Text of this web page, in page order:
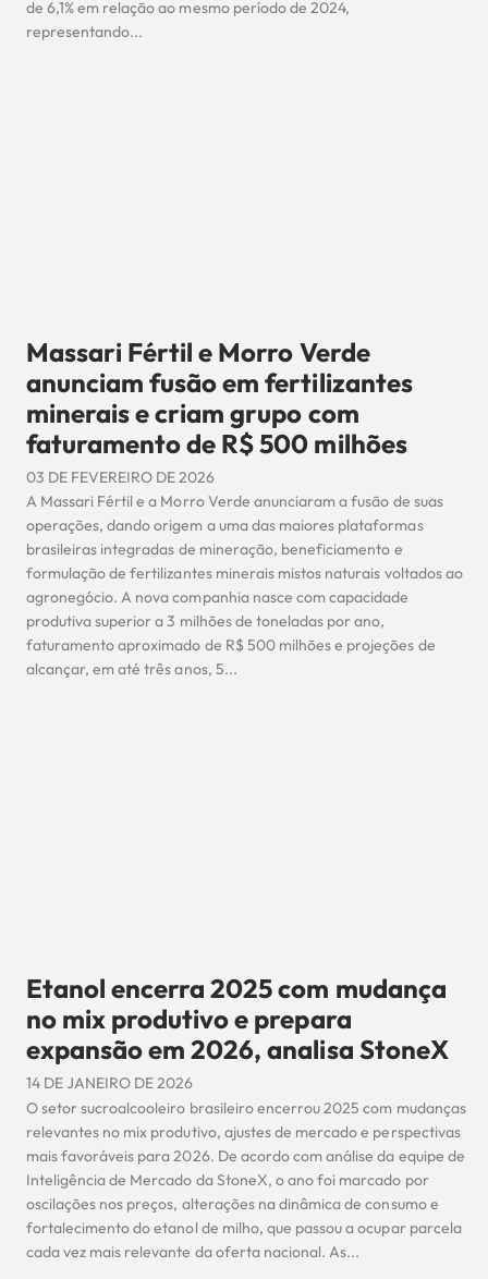
de 6,1% em relação ao mesmo período de 2024,
representando...
Massari Fértil e Morro Verde
anunciam fusão em fertilizantes
minerais e criam grupo com
faturamento de R$ 500 milhões
03 DE FEVEREIRO DE 2026
A Massari Fértil e a Morro Verde anunciaram a fusão de suas
operações, dando origem a uma das maiores plataformas
brasileiras integradas de mineração, beneficiamento e
formulação de fertilizantes minerais mistos naturais voltados ao
agronegócio. A nova companhia nasce com capacidade
produtiva superior a 3 milhões de toneladas por ano,
faturamento aproximado de R$ 500 milhões e projeções de
alcançar, em até três anos, 5...
Etanol encerra 2025 com mudança
no mix produtivo e prepara
expansão em 2026, analisa StoneX
14 DE JANEIRO DE 2026
O setor sucroalcooleiro brasileiro encerrou 2025 com mudanças
relevantes no mix produtivo, ajustes de mercado e perspectivas
mais favoráveis para 2026. De acordo com análise da equipe de
Inteligência de Mercado da StoneX, o ano foi marcado por
oscilações nos preços, alterações na dinâmica de consumo e
fortalecimento do etanol de milho, que passou a ocupar parcela
cada vez mais relevante da oferta nacional. As...